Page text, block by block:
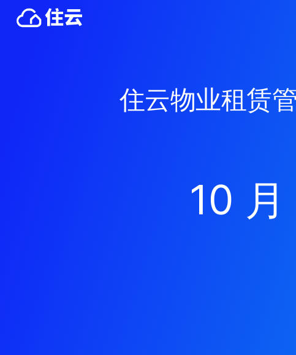
住云物业租赁
10